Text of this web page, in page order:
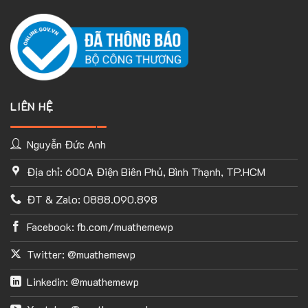
TÙY CHỈNH WEBSITE THEO PHONG CÁCH CỦA BẠN
Với thư viện ứng dụng khổng lồ và UX Builder, bạn có thể tự
tay thiết kế website của mình tùy ý mà không cần đến khả
năng coding. Chỉ cần hình dung ra ý tưởng của mình và
Flatsome sẽ giúp bạn hoàn thành phần việc còn lại.
Đây là phần mình ưa thích nhất ở Flastsome, kho ứng dụng có
sẵn của Flatsome có rất rất nhiều thứ: Từ
LIÊN HỆ
Nguyễn Đức Anh
Địa chỉ: 600A Điện Biên Phủ, Bình Thạnh, TP.HCM
ĐT & Zalo: 0888.090.898
Facebook: fb.com/muathemewp
Twitter: @muathemewp
Linkedin: @muathemewp